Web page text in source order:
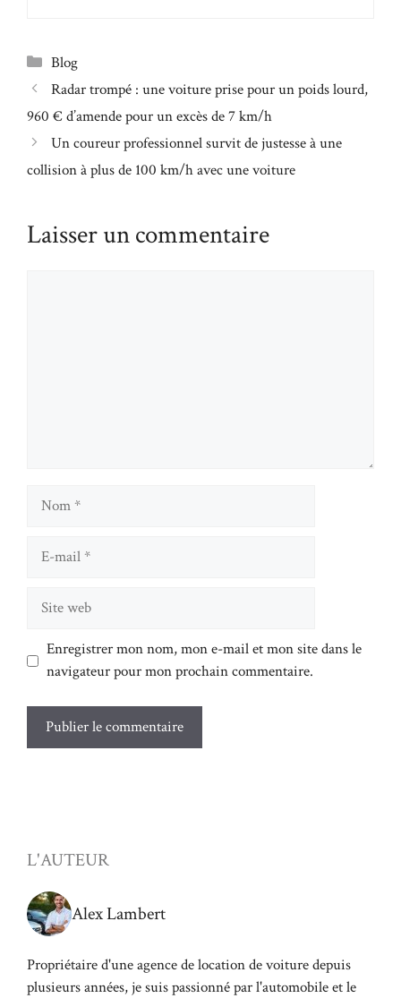
Catégories
Blog
Radar trompé : une voiture prise pour un poids lourd,
960 € d’amende pour un excès de 7 km/h
Un coureur professionnel survit de justesse à une
collision à plus de 100 km/h avec une voiture
Laisser un commentaire
Enregistrer mon nom, mon e-mail et mon site dans le
navigateur pour mon prochain commentaire.
L'AUTEUR
Alex Lambert
Propriétaire d'une agence de location de voiture depuis
plusieurs années, je suis passionné par l'automobile et le